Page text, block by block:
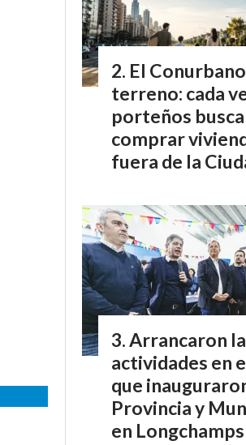
El
terreno: cada
porteños
comprar
fuera de la
Arrancaron
actividades en
que
Provincia y
en Longchamps